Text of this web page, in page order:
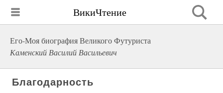
ВикиЧтение
Его-Моя биография Великого Футуриста
Каменский Василий Васильевич
Благодарность